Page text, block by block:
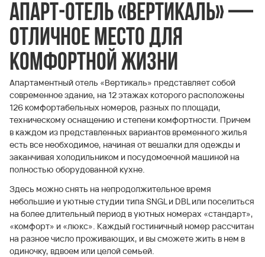
Апарт-отель «Вертикаль» —
отличное место для
комфортной жизни
Апартаментный отель «Вертикаль» представляет собой
современное здание, на 12 этажах которого расположены
126 комфортабельных номеров, разных по площади,
техническому оснащению и степени комфортности. Причем
в каждом из представленных вариантов временного жилья
есть все необходимое, начиная от вешалки для одежды и
заканчивая холодильником и посудомоечной машиной на
полностью оборудованной кухне.
Здесь можно снять на непродолжительное время
небольшие и уютные студии типа SNGL и DBL или поселиться
на более длительный период в уютных номерах «стандарт»,
«комфорт» и «люкс». Каждый гостиничный номер рассчитан
на разное число проживающих, и вы сможете жить в нем в
одиночку, вдвоем или целой семьей.